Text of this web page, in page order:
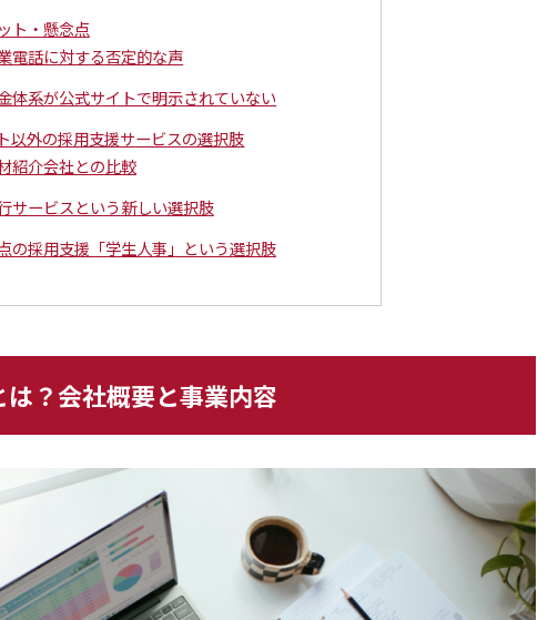
ト・懸念点
電話に対する否定的な声
体系が公式サイトで明示されていない
以外の採用支援サービスの選択肢
紹介会社との比較
サービスという新しい選択肢
の採用支援「学生人事」という選択肢
？会社概要と事業内容